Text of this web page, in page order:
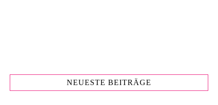
NEUESTE BEITRÄGE